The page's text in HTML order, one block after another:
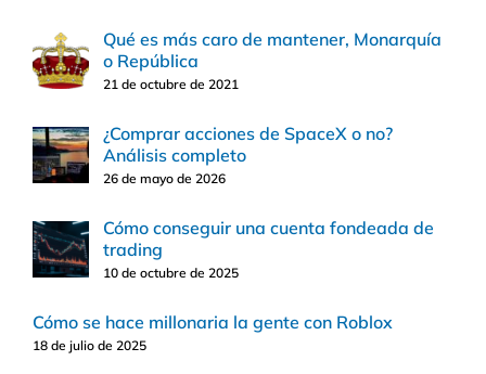
Qué es más caro de mantener, Monarquía
o República
21 de octubre de 2021
¿Comprar acciones de SpaceX o no?
Análisis completo
26 de mayo de 2026
Cómo conseguir una cuenta fondeada de
trading
10 de octubre de 2025
Cómo se hace millonaria la gente con Roblox
18 de julio de 2025